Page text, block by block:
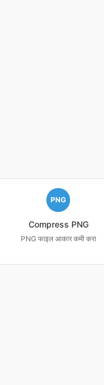
PNG
Compress PNG
PNG फाइल आकार कमी करा